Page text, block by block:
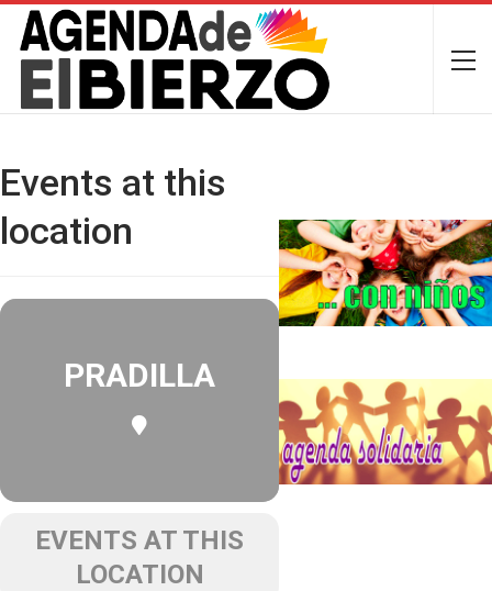
Events at this
location
PRADILLA
EVENTS AT THIS
LOCATION